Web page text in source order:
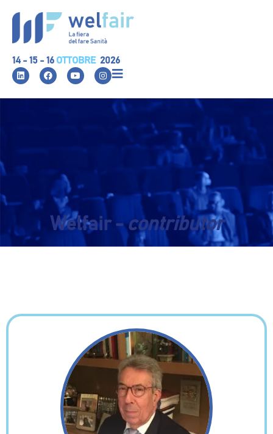
14 - 15 - 16 OTTOBRE 2026
Welfair -contributor